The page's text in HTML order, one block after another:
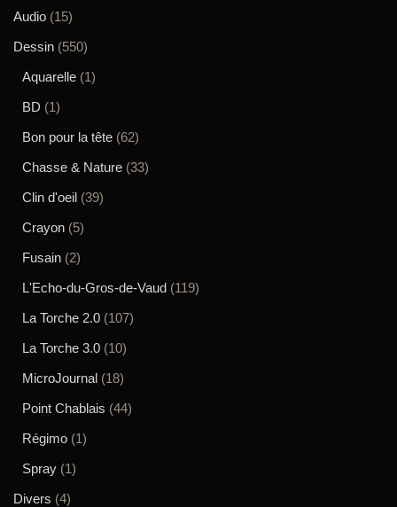
Audio (15)
Dessin (550)
Aquarelle (1)
BD (1)
Bon pour la tête (62)
Chasse & Nature (33)
Clin d'oeil (39)
Crayon (5)
Fusain (2)
L'Echo-du-Gros-de-Vaud (119)
La Torche 2.0 (107)
La Torche 3.0 (10)
MicroJournal (18)
Point Chablais (44)
Régimo (1)
Spray (1)
Divers (4)